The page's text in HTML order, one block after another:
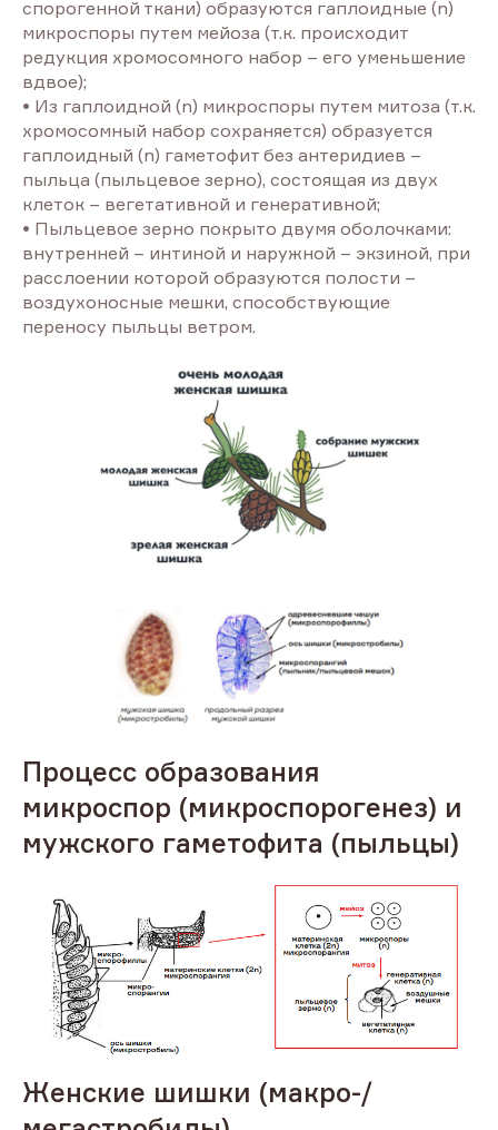
спорогенной ткани) образуются гаплоидные (n)
микроспоры путем мейоза (т.к. происходит
редукция хромосомного набор – его уменьшение
вдвое);
• Из гаплоидной (n) микроспоры путем митоза (т.к.
хромосомный набор сохраняется) образуeтся
гаплоидный (n) гаметофит без антеридиев –
пыльца (пыльцевое зерно), состоящая из двух
клеток – вегетативной и генеративной;
• Пыльцевое зерно покрыто двумя оболочками:
внутренней – интиной и наружной – экзиной, при
расслоении которой образуются полости –
воздухоносные мешки, способствующие
переносу пыльцы ветром.
Процесс образования
микроспор (микроспорогенез) и
мужского гаметофита (пыльцы)
Женские шишки (макро-/